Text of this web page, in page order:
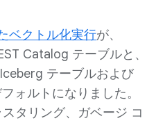
ベクトル化実行が、
Catalog テーブルと、
テーブルおよび
ォルトになりました。
タリング、ガベージ コ